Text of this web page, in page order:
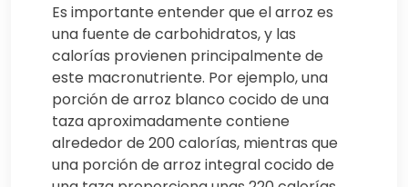
Es importante entender que el arroz es
una fuente de carbohidratos, y las
calorías provienen principalmente de
este macronutriente. Por ejemplo, una
porción de arroz blanco cocido de una
taza aproximadamente contiene
alrededor de 200 calorías, mientras que
una porción de arroz integral cocido de